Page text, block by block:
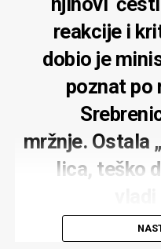
reakcije i
dobio je
poznat po
mržnje. Ostala
lica, teško